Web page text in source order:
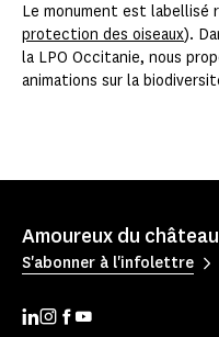
Le monument est labellisé
protection des oiseaux).
la LPO Occitanie, nous
animations sur la
Amoureux du
S'abonner à l'infolettre